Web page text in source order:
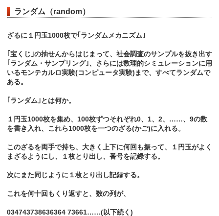
ランダム（random）
ざるに１円玉1000枚で｢ランダムメカニズム｣
｢宝くじ｣の抽せんからはじまって、社会調査のサンプルを抜き出す
｢ランダム・サンプリング｣、さらには数理的シミュレーションに用
いるモンテカルロ実験(コンピュータ実験)まで、すべてランダムで
ある。
｢ランダム｣とは何か。
１円玉1000枚を集め、100枚ずつそれぞれ0、1、2、……、9の数
を書き入れ、これら1000枚を一つのざる(かご)に入れる。
このざるを両手で持ち、大きく上下に何回も振って、１円玉がよく
まざるようにし、１枚とり出し、番号を記録する。
次にまた同じように１枚とり出し記録する。
これを何十回もくり返すと、数の列が、
034743738636364 73661……(以下続く)